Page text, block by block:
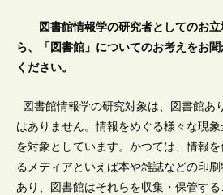
――図書館情報学の研究者としてのお立
ら、「図書館」についてのお考えをお聞
ください。
図書館情報学の研究対象は、図書館あ
はありません。情報をめぐる様々な現象
を対象としています。かつては、情報を
るメディアといえば本や雑誌などの印刷
あり、図書館はそれらを収集・保管する